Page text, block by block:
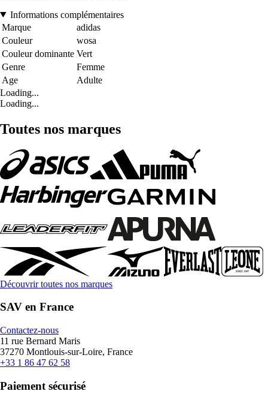
Informations complémentaires
Marque
adidas
Couleur
wosa
Couleur dominante Vert
Genre
Femme
Age
Adulte
Loading...
Loading...
Toutes nos marques
Découvrir toutes nos marques
SAV en France
Contactez-nous
11 rue Bernard Maris
37270 Montlouis-sur-Loire, France
+33 1 86 47 62 58
Paiement sécurisé